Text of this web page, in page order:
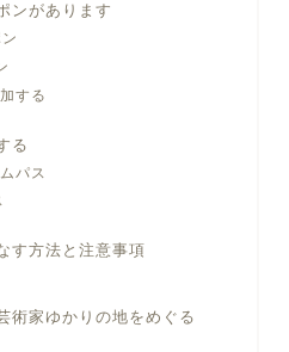
ンがあります
する
る
パス
す方法と注意事項
術家ゆかりの地をめぐる